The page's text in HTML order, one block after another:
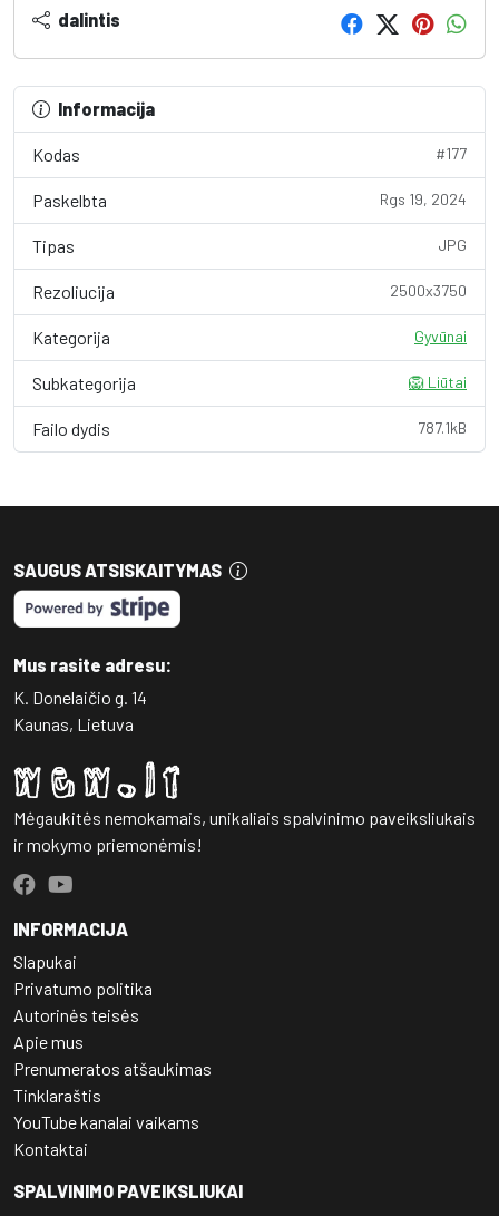
dalintis
Informacija
Kodas #177
Paskelbta Rgs 19, 2024
Tipas JPG
Rezoliucija 2500x3750
Kategorija Gyvūnai
Subkategorija 🦁 Liūtai
Failo dydis 787.1kB
SAUGUS ATSISKAITYMAS
Mus rasite adresu:
K. Donelaičio g. 14
Kaunas, Lietuva
Mėgaukitės nemokamais, unikaliais spalvinimo paveiksliukais
ir mokymo priemonėmis!
INFORMACIJA
Slapukai
Privatumo politika
Autorinės teisės
Apie mus
Prenumeratos atšaukimas
Tinklaraštis
YouTube kanalai vaikams
Kontaktai
SPALVINIMO PAVEIKSLIUKAI